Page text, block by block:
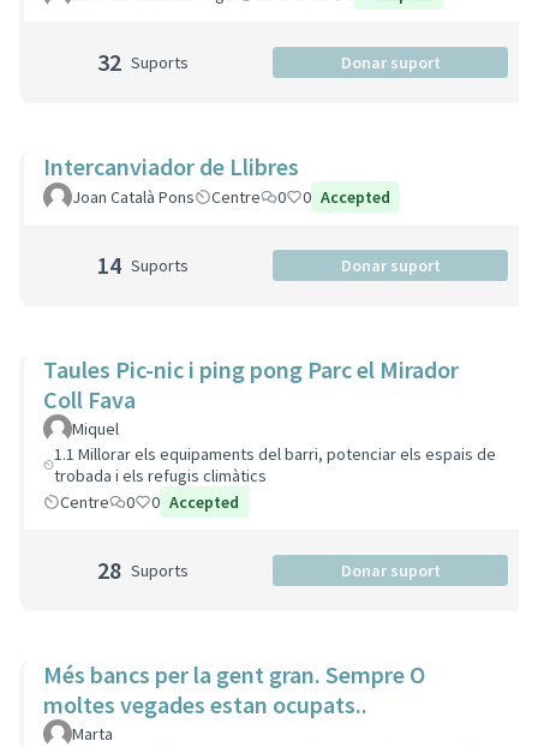
32 Suports Donar suport
Intercanviador de Llibres
Joan Català Pons Centre 0 0 Accepted
14 Suports Donar suport
Taules Pic-nic i ping pong Parc el Mirador
Coll Fava
Miquel
1.1 Millorar els equipaments del barri, potenciar els espais de
trobada i els refugis climàtics
Centre
0 0 Accepted
28 Suports Donar suport
Més bancs per la gent gran. Sempre O
moltes vegades estan ocupats..
Marta